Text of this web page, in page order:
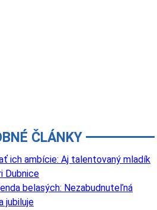
ČLÁNKY
ich ambície: Aj talentovaný mladík
Dubnice
belasých: Nezabudnuteľná
jubiluje